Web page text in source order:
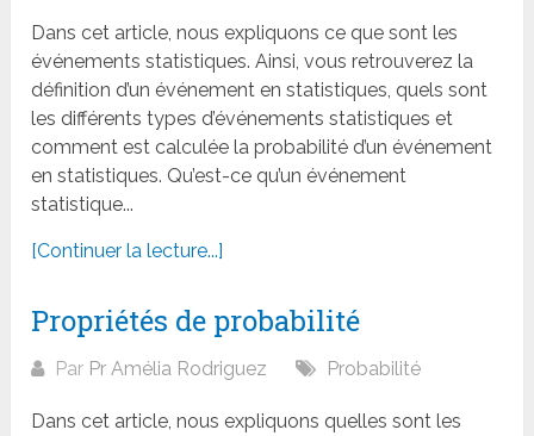
Dans cet article, nous expliquons ce que sont les
événements statistiques. Ainsi, vous retrouverez la
définition d’un événement en statistiques, quels sont
les différents types d’événements statistiques et
comment est calculée la probabilité d’un événement
en statistiques. Qu’est-ce qu’un événement
statistique...
[Continuer la lecture...]
Propriétés de probabilité
Par Pr Amélia Rodriguez Probabilité
Dans cet article, nous expliquons quelles sont les